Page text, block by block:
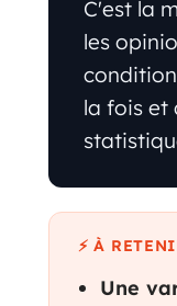
C'est la
les
la fois et
⚡ À
Une